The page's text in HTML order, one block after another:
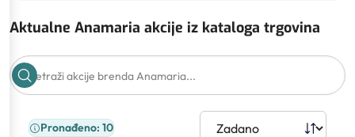
Aktualne Anamaria akcije iz kataloga trgovina
Pronađeno: 10